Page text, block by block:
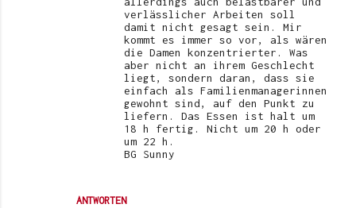
ANTWORTEN
verlässlicher Arbeiten soll
damit nicht gesagt sein. Mir
kommt es immer so vor, als wären
die Damen konzentrierter. Was
aber nicht an ihrem Geschlecht
liegt, sondern daran, dass sie
einfach als Familienmanagerinnen
gewohnt sind, auf den Punkt zu
liefern. Das Essen ist halt um
18 h fertig. Nicht um 20 h oder
um 22 h.
BG Sunny